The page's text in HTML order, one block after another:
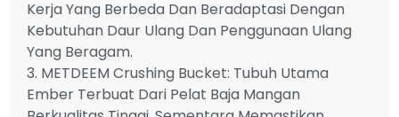
Kerja Yang Berbeda Dan Beradaptasi Dengan
Kebutuhan Daur Ulang Dan Penggunaan Ulang
Yang Beragam.
3. METDEEM Crushing Bucket: Tubuh Utama
Ember Terbuat Dari Pelat Baja Mangan